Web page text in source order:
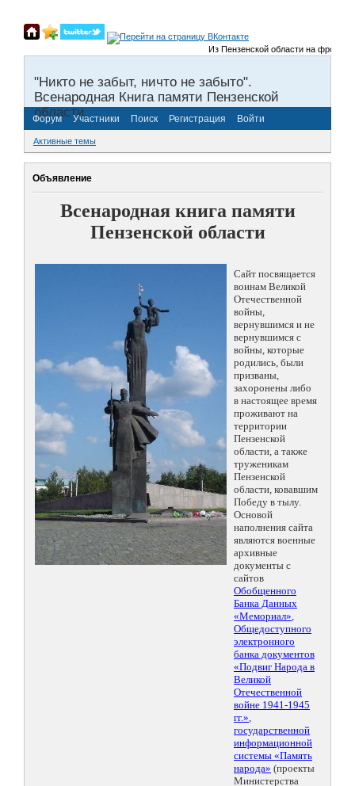
Из Пензенской области на фронты
"Никто не забыт, ничто не забыто".
Всенародная Книга памяти Пензенской
области.
Форум Участники Поиск Регистрация Войти
Активные темы
Объявление
Всенародная книга памяти
Пензенской области
Сайт посвящается
воинам Великой
Отечественной
войны,
вернувшимся и не
вернувшимся с
войны, которые
родились, были
призваны,
захоронены либо
в настоящее время
проживают на
территории
Пензенской
области, а также
труженикам
Пензенской
области, ковавшим
Победу в тылу.
Основой
наполнения сайта
являются военные
архивные
документы с
сайтов
Обобщенного
Банка Данных
«Мемориал»,
Общедоступного
электронного
банка документов
«Подвиг Народа в
Великой
Отечественной
войне 1941-1945
гг.»,
государственной
информационной
системы «Память
народа» (проекты
Министерства